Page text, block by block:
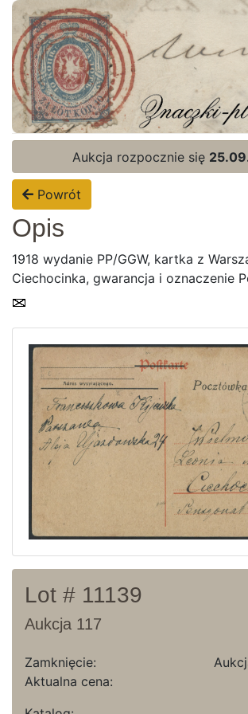
Rejestracja
Logowanie
Strona Główna
Aktualna oferta
Ostatnie wyniki
Archiwum
Regulamin
Kontakt
Aukcja rozpocznie się
Powrót
Opis
1918 wydanie PP/GGW, kartka z
Ciechocinka, gwarancja i oznaczenie
Lot # 11139
Aukcja 117
Zamknięcie:
Aktualna cena: